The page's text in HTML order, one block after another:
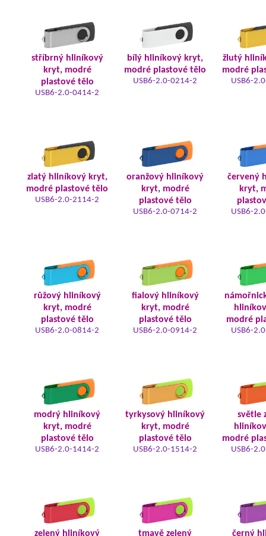
stříbrný hliníkový
kryt, modré
plastové tělo
USB6-2.0-0414-2
bílý hliníkový kryt,
modré plastové tělo
USB6-2.0-0214-2
žlutý
modré
USB6-
zlatý hliníkový kryt,
modré plastové tělo
USB6-2.0-2114-2
oranžový hliníkový
kryt, modré
plastové tělo
USB6-2.0-0714-2
červený
kryt,
USB6-
růžový hliníkový
kryt, modré
plastové tělo
USB6-2.0-0814-2
fialový hliníkový
kryt, modré
plastové tělo
USB6-2.0-0914-2
modré
USB6-
modrý hliníkový
kryt, modré
plastové tělo
USB6-2.0-1414-2
tyrkysový hliníkový
kryt, modré
plastové tělo
USB6-2.0-1514-2
světle
modré
USB6-
zelený hliníkový tmavě zelený černý